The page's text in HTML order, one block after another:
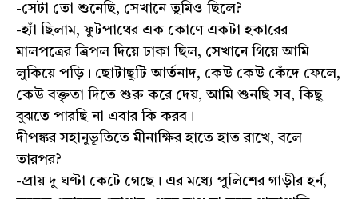
-সেটা তো শুনেছি, সেখানে তুমিও ছিলে?
-হ্যাঁ ছিলাম, ফুটপাথের এক কোণে একটা হকারের
মালপত্রের ত্রিপল দিয়ে ঢাকা ছিল, সেখানে গিয়ে আমি
লুকিয়ে পড়ি। ছোটাছূটি আর্তনাদ, কেউ কেউ কেঁদে ফেলে,
কেউ বক্তৃতা দিতে শুরু করে দেয়, আমি শুনছি সব, কিছু
বুঝতে পারছি না এবার কি করব।
দীপঙ্কর সহানুভূতিতে মীনাক্ষির হাতে হাত রাখে, বলে
তারপর?
-প্রায় দু ঘণ্টা কেটে গেছে। এর মধ্যে পুলিশের গাড়ীর হর্ন,